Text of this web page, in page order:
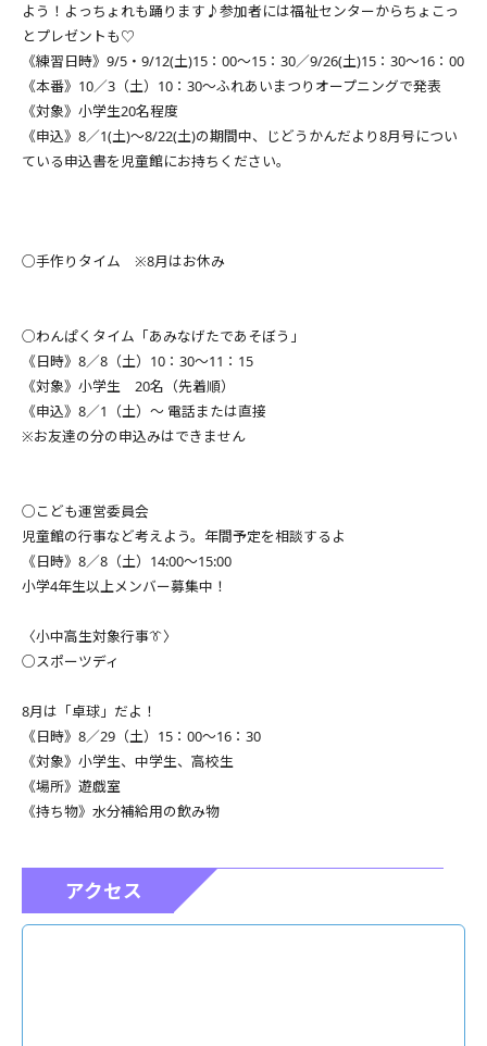
よう！よっちょれも踊ります♪参加者には福祉センターからちょこっ
とプレゼントも♡
《練習日時》9/5・9/12(土)15：00～15：30／9/26(土)15：30～16：00
《本番》10／3（土）10：30～ふれあいまつりオープニングで発表
《対象》小学生20名程度
《申込》8／1(土)～8/22(土)の期間中、じどうかんだより8月号につい
ている申込書を児童館にお持ちください。
○手作りタイム ※8月はお休み
○わんぱくタイム「あみなげたであそぼう」
《日時》8／8（土）10：30～11：15
《対象》小学生 20名（先着順）
《申込》8／1（土）～ 電話または直接
※お友達の分の申込みはできません
○こども運営委員会
児童館の行事など考えよう。年間予定を相談するよ
《日時》8／8（土）14:00～15:00
小学4年生以上メンバー募集中！
〈小中高生対象行事👔〉
○スポーツディ
8月は「卓球」だよ！
《日時》8／29（土）15：00～16：30
《対象》小学生、中学生、高校生
《場所》遊戯室
《持ち物》水分補給用の飲み物
アクセス